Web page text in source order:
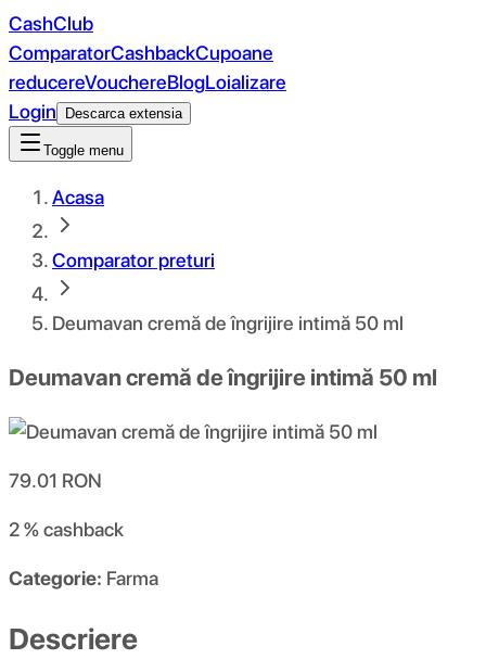
CashClub
ComparatorCashbackCupoane
reducereVouchereBlogLoializare
Login
Descarca extensia
Toggle menu
Acasa
Comparator preturi
Deumavan cremă de îngrijire intimă 50 ml
Deumavan cremă de îngrijire intimă 50 ml
79.01 RON
2 %cashback
Categorie: Farma
Descriere